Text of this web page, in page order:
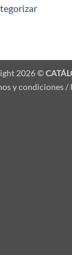
2026 ©
y condiciones